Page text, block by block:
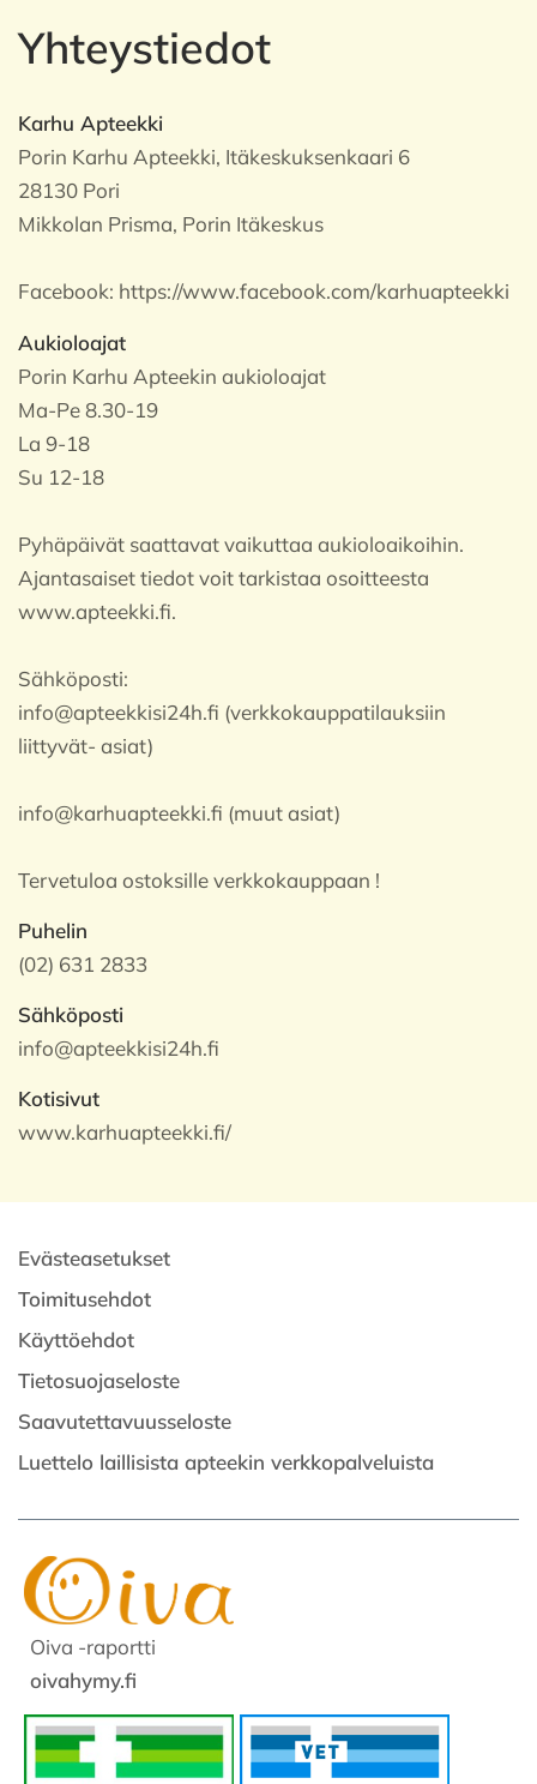
Yhteystiedot
Karhu Apteekki
Porin Karhu Apteekki, Itäkeskuksenkaari 6
28130 Pori
Mikkolan Prisma, Porin Itäkeskus
Facebook: https://www.facebook.com/karhuapteekki
Aukioloajat
Porin Karhu Apteekin aukioloajat
Ma-Pe 8.30-19
La 9-18
Su 12-18
Pyhäpäivät saattavat vaikuttaa aukioloaikoihin.
Ajantasaiset tiedot voit tarkistaa osoitteesta
www.apteekki.fi.
Sähköposti:
info@apteekkisi24h.fi (verkkokauppatilauksiin
liittyvät- asiat)
info@karhuapteekki.fi (muut asiat)
Tervetuloa ostoksille verkkokauppaan !
Puhelin
(02) 631 2833
Sähköposti
info@apteekkisi24h.fi
Kotisivut
www.karhuapteekki.fi/
Evästeasetukset
Toimitusehdot
Käyttöehdot
Tietosuojaseloste
Saavutettavuusseloste
Luettelo laillisista apteekin verkkopalveluista
Oiva -raportti
oivahymy.fi